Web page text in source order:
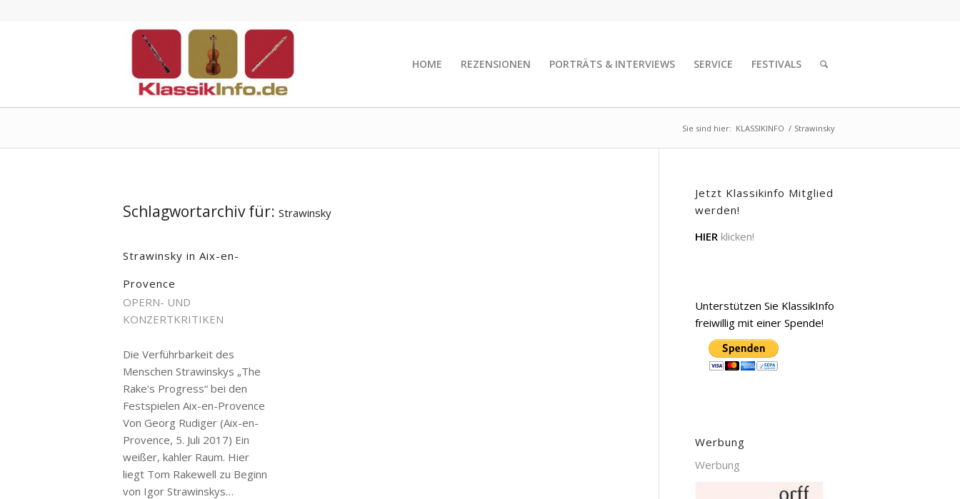
HOME REZENSIONEN PORTRÄTS & INTERVIEWS SERVICE FESTIVALS
Sie sind hier: KLASSIKINFO / Strawinsky
Schlagwortarchiv für: Strawinsky
Strawinsky in Aix-en-
Provence
OPERN- UND
KONZERTKRITIKEN
Die Verführbarkeit des
Menschen Strawinskys „The
Rake‘s Progress“ bei den
Festspielen Aix-en-Provence
Von Georg Rudiger (Aix-en-
Provence, 5. Juli 2017) Ein
weißer, kahler Raum. Hier
liegt Tom Rakewell zu Beginn
von Igor Strawinskys…
Jetzt Klassikinfo Mitglied
werden!
HIER klicken!
Unterstützen Sie KlassikInfo
freiwillig mit einer Spende!
Werbung
Werbung